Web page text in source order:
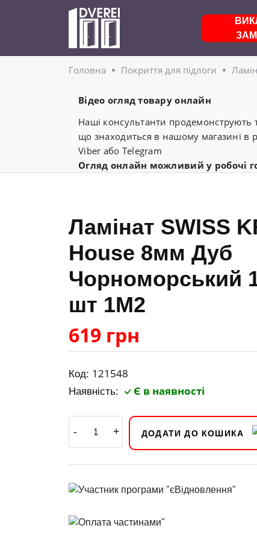
Головнa Покриття для підлоги
Відео огляд товару онлайн
Наші консультанти продемонструють
що знаходиться в нашому магазині в
Viber або Telegram
Огляд онлайн можливий у робочі
Ламінат SWISS
House 8мм Дуб
Чорноморський
шт 1M2
619 грн
Код: 121548
Наявність: Є в наявності
- + ДОДАТИ ДО КОШИКА